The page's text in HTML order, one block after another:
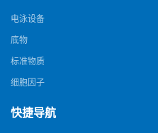
电泳设备
底物
标准物质
细胞因子
快捷导航